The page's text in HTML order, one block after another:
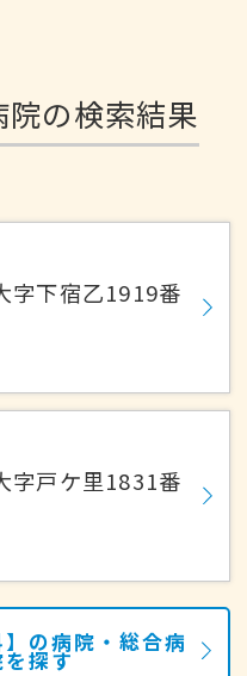
の検索結果
字下宿乙1919番
字戸ケ里1831番
】の病院・総合病
探す